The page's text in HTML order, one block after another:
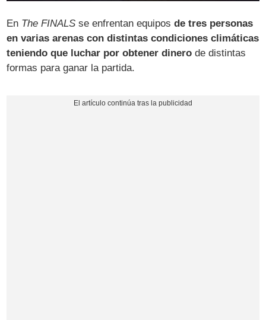
En The FINALS se enfrentan equiposde tres personas
en varias arenas con distintas condiciones climáticas
teniendo que luchar por obtener dinero de distintas
formas para ganar la partida.